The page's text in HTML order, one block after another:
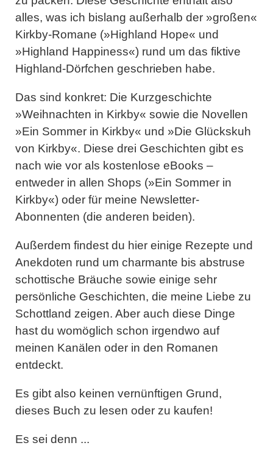
alles, was ich bislang außerhalb der »großen«
Kirkby-Romane (»Highland Hope« und
»Highland Happiness«) rund um das fiktive
Highland-Dörfchen geschrieben habe.
Das sind konkret: Die Kurzgeschichte
»Weihnachten in Kirkby« sowie die Novellen
»Ein Sommer in Kirkby« und »Die Glückskuh
von Kirkby«. Diese drei Geschichten gibt es
nach wie vor als kostenlose eBooks –
entweder in allen Shops (»Ein Sommer in
Kirkby«) oder für meine Newsletter-
Abonnenten (die anderen beiden).
Außerdem findest du hier einige Rezepte und
Anekdoten rund um charmante bis abstruse
schottische Bräuche sowie einige sehr
persönliche Geschichten, die meine Liebe zu
Schottland zeigen. Aber auch diese Dinge
hast du womöglich schon irgendwo auf
meinen Kanälen oder in den Romanen
entdeckt.
Es gibt also keinen vernünftigen Grund,
dieses Buch zu lesen oder zu kaufen!
Es sei denn ...